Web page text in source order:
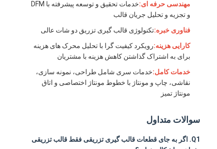
قالب تزریق تک شات
قالب گیری تزریقی overlolding
قالب تزریق OEM
قالب تزریق را وارد کنید
قالب تزریق الکترونیک
سرویس ریخته گری قالب
مهندسی حرفه ای:
خدمات تحقیق و توسعه پیشرفته با DFM
و تجزیه و تحلیل جریان قالب
فناوری خبره:تکنولوژی قالب گیری تزریق دو شات عالی
کارایی هزینه:رویکرد کیفیت گرا با تحلیل محرک های هزینه
برای به اشتراک گذاشتن کاهش هزینه با مشتریان
خدمات کامل:خدمات سری شامل طراحی، نمونه سازی،
نقاشی، چاپ و مونتاژ با خطوط مونتاژ اختصاصی و اتاق
مونتاژ تمیز
سوالات متداول
Q1. اگر به جای قطعات قالب گیری تزریقی فقط قالب تزریقی